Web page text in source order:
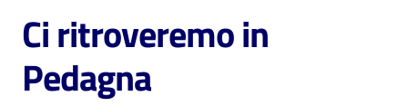
Cosa
puoi
fare
Salta al contenuto
Ci ritroveremo in
Pedagna